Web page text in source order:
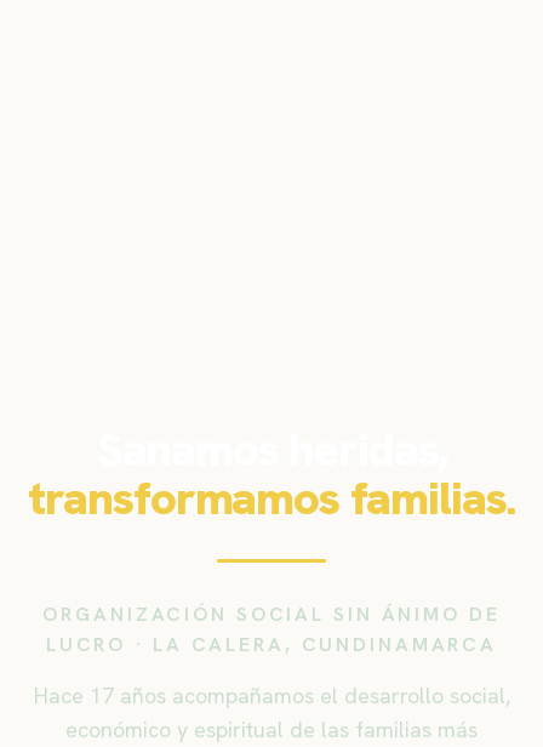
transformamos familias.
ORGANIZACIÓN SOCIAL SIN ÁNIMO DE
LUCRO · LA CALERA, CUNDINAMARCA
Hace 17 años acompañamos el desarrollo social,
económico y espiritual de las familias más